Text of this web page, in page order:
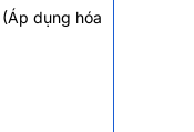
(Áp dụng hóa